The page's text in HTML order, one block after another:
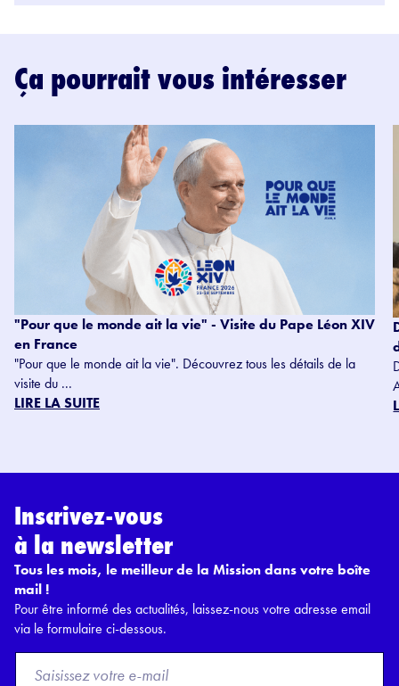
Ça pourrait vous intéresser
"Pour que le monde ait la vie" - Visite du Pape Léon XIV
en France
"Pour que le monde ait la vie". Découvrez tous les détails de la
visite du ...
LIRE LA SUITE
Inscrivez-vous
à la newsletter
Tous les mois, le meilleur de la Mission dans votre boîte
mail !
Pour être informé des actualités, laissez-nous votre adresse email
via le formulaire ci-dessous.